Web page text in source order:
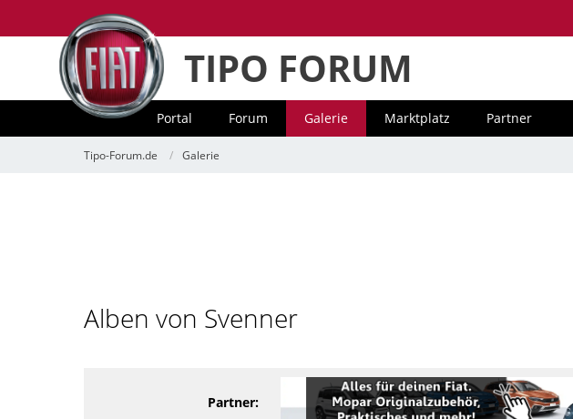
TIPO FORUM
Portal Forum Galerie Marktplatz Partner
Tipo-Forum.de Galerie
Alben von Svenner
Partner: